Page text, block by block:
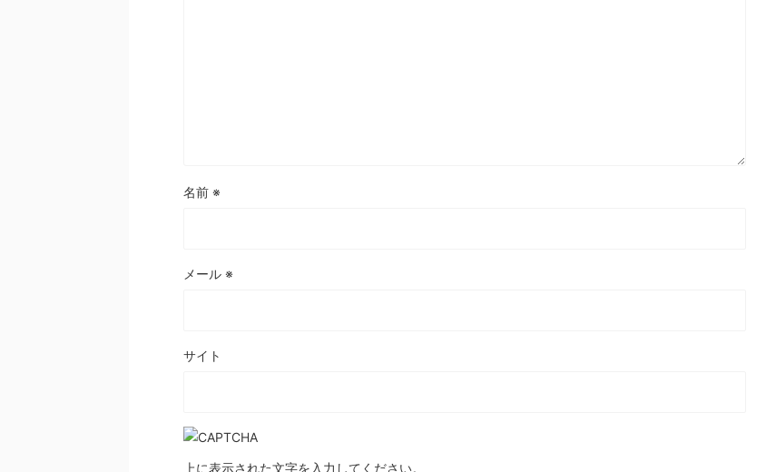
名前 ※
メール ※
サイト
上に表示された文字を入力してください。